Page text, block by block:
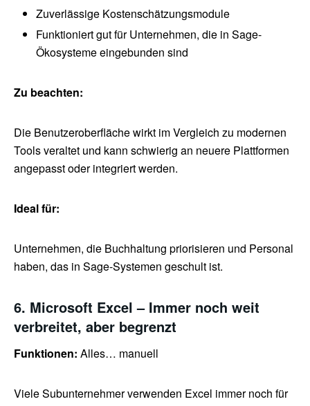
Zuverlässige Kostenschätzungsmodule
Funktioniert gut für Unternehmen, die in Sage-
Ökosysteme eingebunden sind
Zu beachten:
Die Benutzeroberfläche wirkt im Vergleich zu modernen
Tools veraltet und kann schwierig an neuere Plattformen
angepasst oder integriert werden.
Ideal für:
Unternehmen, die Buchhaltung priorisieren und Personal
haben, das in Sage-Systemen geschult ist.
6. Microsoft Excel – Immer noch weit
verbreitet, aber begrenzt
Funktionen: Alles… manuell
Viele Subunternehmer verwenden Excel immer noch für